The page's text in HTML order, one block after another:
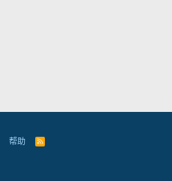
帮助
R